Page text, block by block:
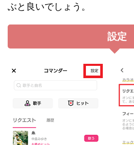
ぶと良いでしょう。
設定